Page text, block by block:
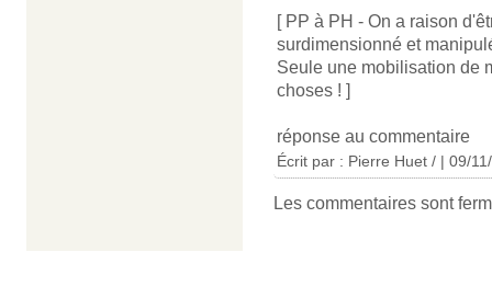
[ PP à PH - On a raison
surdimensionné et
Seule une mobilisation de
choses ! ]
réponse au commentaire
Écrit par : Pierre Huet / | 09/
Les commentaires sont